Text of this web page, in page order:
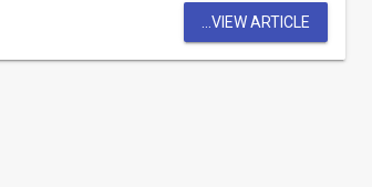
VIEW ARTICLE...